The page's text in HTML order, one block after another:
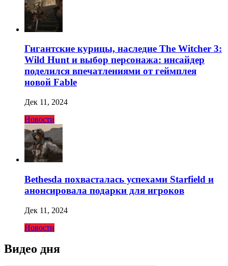
Гигантские курицы, наследие The Witcher 3:
Wild Hunt и выбор персонажа: инсайдер
поделился впечатлениями от геймплея
новой Fable
Дек 11, 2024
Новости
Bethesda похвасталась успехами Starfield и
анонсировала подарки для игроков
Дек 11, 2024
Новости
Видео дня